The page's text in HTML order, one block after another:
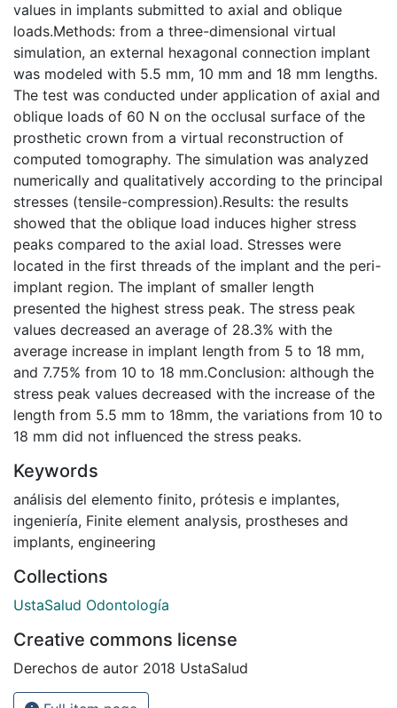
values in implants submitted to axial and oblique
loads.Methods: from a three-dimensional virtual
simulation, an external hexagonal connection implant
was modeled with 5.5 mm, 10 mm and 18 mm lengths.
The test was conducted under application of axial and
oblique loads of 60 N on the occlusal surface of the
prosthetic crown from a virtual reconstruction of
computed tomography. The simulation was analyzed
numerically and qualitatively according to the principal
stresses (tensile-compression).Results: the results
showed that the oblique load induces higher stress
peaks compared to the axial load. Stresses were
located in the first threads of the implant and the peri-
implant region. The implant of smaller length
presented the highest stress peak. The stress peak
values decreased an average of 28.3% with the
average increase in implant length from 5 to 18 mm,
and 7.75% from 10 to 18 mm.Conclusion: although the
stress peak values decreased with the increase of the
length from 5.5 mm to 18mm, the variations from 10 to
18 mm did not influenced the stress peaks.
Keywords
análisis del elemento finito, prótesis e implantes,
ingeniería, Finite element analysis, prostheses and
implants, engineering
Collections
UstaSalud Odontología
Creative commons license
Derechos de autor 2018 UstaSalud